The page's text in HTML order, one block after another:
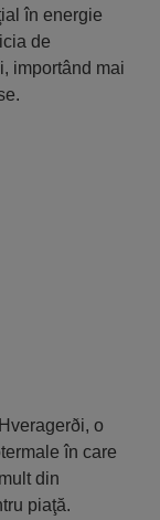
în energie
de
importând mai
o
în care
din
piaţă.